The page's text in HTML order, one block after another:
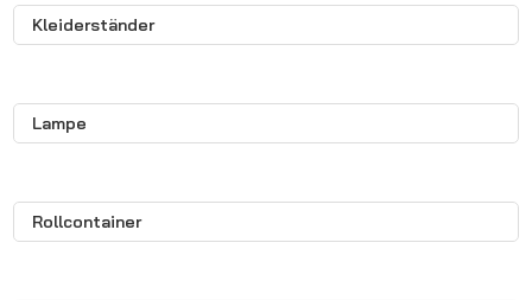
Kleiderständer
Lampe
Rollcontainer